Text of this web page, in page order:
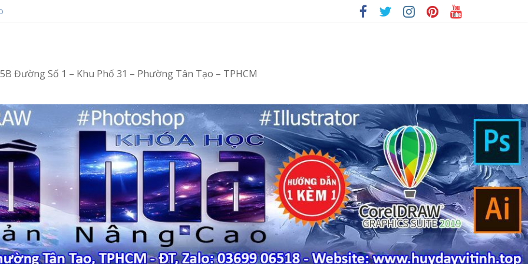
tại Tân Tạo
– Vi tính văn phòng cấp tốc
Đường Số 1 – Khu Phố 31 – Phường Tân Tạo – TPHCM